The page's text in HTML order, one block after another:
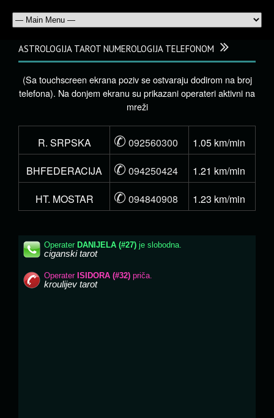
ASTROLOGIJA TAROT NUMEROLOGIJA TELEFONOM
(Sa touchscreen ekrana poziv se ostvaraju dodirom na broj
telefona). Na donjem ekranu su prikazani operateri aktivni na
mreži
R. SRPSKA ✆ 092560300
1.05 km/min
BHFEDERACIJA
✆ 094250424
1.21 km/min
HT. MOSTAR
✆ 094840908 1.23 km/min